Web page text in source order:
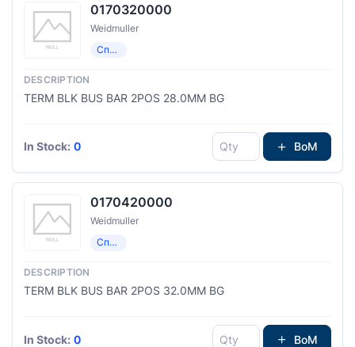
0170320000
Weidmuller
Специализированный
TERM BLK BUS BAR 2POS 28.0MM BG
In Stock: 0 BoM
0170420000
Weidmuller
Специализированный
TERM BLK BUS BAR 2POS 32.0MM BG
In Stock: 0 BoM